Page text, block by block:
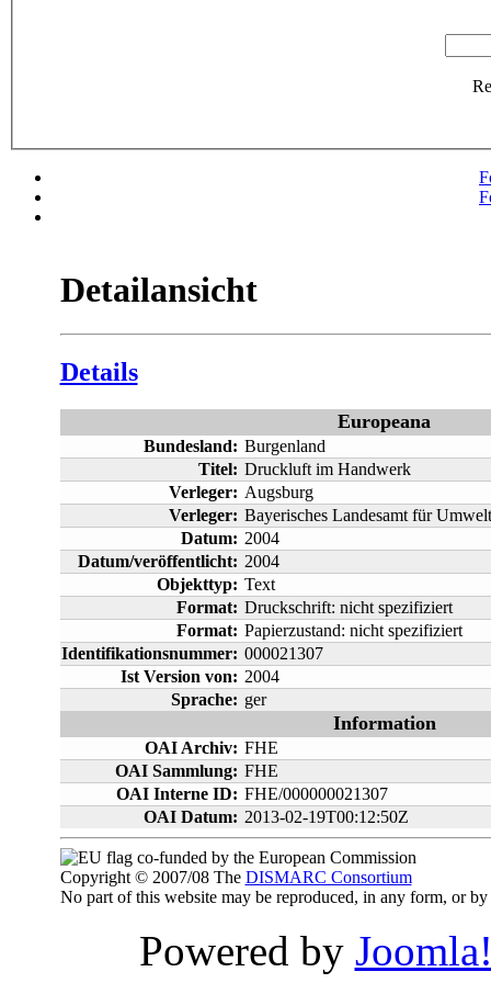
Detailansicht
Details
Europeana
Bundesland: Burgenland
Titel: Druckluft im Handwerk
Verleger: Augsburg
Verleger: Bayerisches Landesamt für
Datum: 2004
Datum/veröffentlicht: 2004
Objekttyp: Text
Format: Druckschrift: nicht spezifiziert
Format: Papierzustand: nicht spezifiziert
Identifikationsnummer: 000021307
Ist Version von: 2004
Sprache: ger
Information
OAI Archiv: FHE
OAI Sammlung: FHE
OAI Interne ID: FHE/000000021307
OAI Datum: 2013-02-19T00:12:50Z
co-funded by the European Commission
Copyright © 2007/08 The DISMARC Consortium
No part of this website may be reproduced, in any form, or
Powered by